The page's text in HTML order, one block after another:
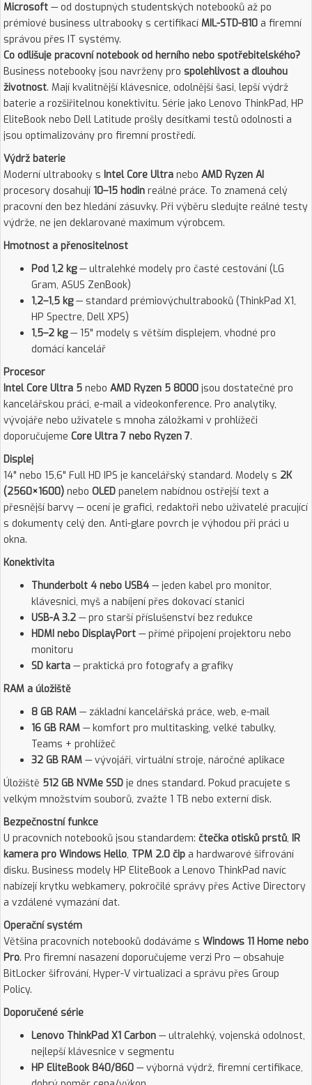
Microsoft — od dostupných studentských notebooků až po
prémiové business ultrabooky s certifikací MIL-STD-810 a firemní
správou přes IT systémy.
Co odlišuje pracovní notebook od herního nebo spotřebitelského?
Business notebooky jsou navrženy pro spolehlivost a dlouhou
životnost. Mají kvalitnější klávesnice, odolnější šasi, lepší výdrž
baterie a rozšiřitelnou konektivitu. Série jako Lenovo ThinkPad, HP
EliteBook nebo Dell Latitude prošly desítkami testů odolnosti a
jsou optimalizovány pro firemní prostředí.
Výdrž baterie
Moderní ultrabooky s Intel Core Ultra nebo AMD Ryzen AI
procesory dosahují 10–15 hodin reálné práce. To znamená celý
pracovní den bez hledání zásuvky. Při výběru sledujte reálné testy
výdrže, ne jen deklarované maximum výrobcem.
Hmotnost a přenositelnost
Pod 1,2 kg— ultralehké modely pro časté cestování (LG
Gram, ASUS ZenBook)
1,2–1,5 kg— standard prémiovýchultrabooků (ThinkPad X1,
HP Spectre, Dell XPS)
1,5–2 kg— 15" modely s větším displejem, vhodné pro
domácí kancelář
Procesor
Intel Core Ultra 5 nebo AMD Ryzen 5 8000 jsou dostatečné pro
kancelářskou práci, e-mail a videokonference. Pro analytiky,
vývojáře nebo uživatele s mnoha záložkami v prohlížeči
doporučujeme Core Ultra 7 nebo Ryzen 7.
Displej
14" nebo 15,6" Full HD IPS je kancelářský standard. Modely s 2K
(2560×1600) nebo OLED panelem nabídnou ostřejší text a
přesnější barvy — ocení je grafici, redaktoři nebo uživatelé pracující
s dokumenty celý den. Anti-glare povrch je výhodou při práci u
okna.
Konektivita
Thunderbolt 4 nebo USB4 — jeden kabel pro monitor,
klávesnici, myš a nabíjení přes dokovací stanici
USB-A 3.2 — pro starší příslušenství bez redukce
HDMI nebo DisplayPort — přímé připojení projektoru nebo
monitoru
SD karta — praktická pro fotografy a grafiky
RAM a úložiště
8 GB RAM — základní kancelářská práce, web, e-mail
16 GB RAM — komfort pro multitasking, velké tabulky,
Teams + prohlížeč
32 GB RAM — vývojáři, virtuální stroje, náročné aplikace
Úložiště 512 GB NVMe SSD je dnes standard. Pokud pracujete s
velkým množstvím souborů, zvažte 1 TB nebo externí disk.
Bezpečnostní funkce
U pracovních notebooků jsou standardem: čtečka otisků prstů, IR
kamera pro Windows Hello, TPM 2.0 čip a hardwarové šifrování
disku. Business modely HP EliteBook a Lenovo ThinkPad navíc
nabízejí krytku webkamery, pokročilé správy přes Active Directory
a vzdálené vymazání dat.
Operační systém
Většina pracovních notebooků dodáváme s Windows 11 Home nebo
Pro. Pro firemní nasazení doporučujeme verzi Pro — obsahuje
BitLocker šifrování, Hyper-V virtualizaci a správu přes Group
Policy.
Doporučené série
Lenovo ThinkPad X1 Carbon — ultralehký, vojenská odolnost,
nejlepší klávesnice v segmentu
HP EliteBook 840/860 — výborná výdrž, firemní certifikace,